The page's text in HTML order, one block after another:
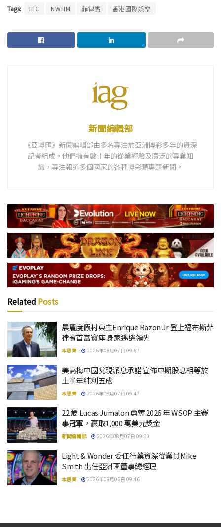
Tags: IEC NWHM 菲律賓 香港國際娛樂
新聞編輯部
《亞博匯》新聞編輯部由多名專注於亞洲博彩多年的資深
記者組成。他們擁有數十年的從業經驗及廣泛的專業知
識，專注報道多個國家的各種博彩類專題新聞。
Related Posts
晨麗度假村東主Enrique Razon Jr 登上福布斯菲
律賓首富寶座 身家遙遙領先
本思齊 2026年08月07日 09:57
美高梅中國兌現派息承諾 宣佈中期股息相等於
上半年純利五成
本思齊 2026年08月07日 09:47
22 歲 Lucas Jumalon 勇奪 2026 年 WSOP 主賽
事冠軍，贏取1,000 萬美元獎金
新聞編輯部 2026年08月07日 09:30
Light & Wonder 委任行業資深從業員Mike
Smith 出任亞洲區董事總經理
本思齊 2026年08月06日 09:46